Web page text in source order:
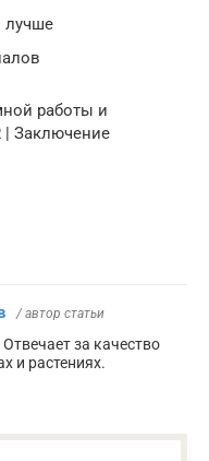
лучше
работы и
| Заключение
/ автор статьи
за качество
и растениях.